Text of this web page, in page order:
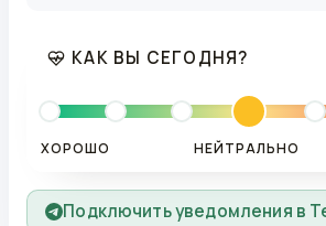
КАК ВЫ СЕГОДНЯ?
ХОРОШО НЕЙТРАЛЬНО
Подключить уведомления в